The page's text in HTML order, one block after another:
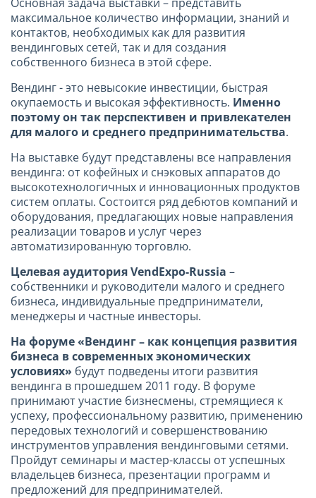
максимальное количество информации, знаний и
контактов, необходимых как для развития
вендинговых сетей, так и для создания
собственного бизнеса в этой сфере.
Вендинг - это невысокие инвестиции, быстрая
окупаемость и высокая эффективность. Именно
поэтому он так перспективен и привлекателен
для малого и среднего предпринимательства.
На выставке будут представлены все направления
вендинга: от кофейных и снэковых аппаратов до
высокотехнологичных и инновационных продуктов
систем оплаты. Состоится ряд дебютов компаний и
оборудования, предлагающих новые направления
реализации товаров и услуг через
автоматизированную торговлю.
Целевая аудиторияVendExpo-Russia –
собственники и руководители малого и среднего
бизнеса, индивидуальные предприниматели,
менеджеры и частные инвесторы.
На форуме «Вендинг – как концепция развития
бизнеса в современных экономических
условиях» будут подведены итоги развития
вендинга в прошедшем 2011 году. В форуме
принимают участие бизнесмены, стремящиеся к
успеху, профессиональному развитию, применению
передовых технологий и совершенствованию
инструментов управления вендинговыми сетями.
Пройдут семинары и мастер-классы от успешных
владельцев бизнеса, презентации программ и
предложений для предпринимателей.